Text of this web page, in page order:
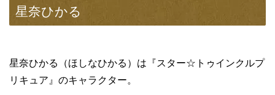
星奈ひかる
星奈ひかる（ほしなひかる）は『スター☆トゥインクルプ
リキュア』のキャラクター。